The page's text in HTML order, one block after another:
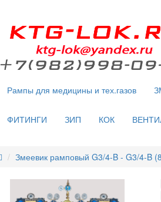
Рампы для медицины и тех.газов
ФИТИНГИ ЗИП КОК
Змеевик рамповый G3/4-B - G3/4-B